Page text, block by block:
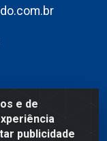
e de
publicidade